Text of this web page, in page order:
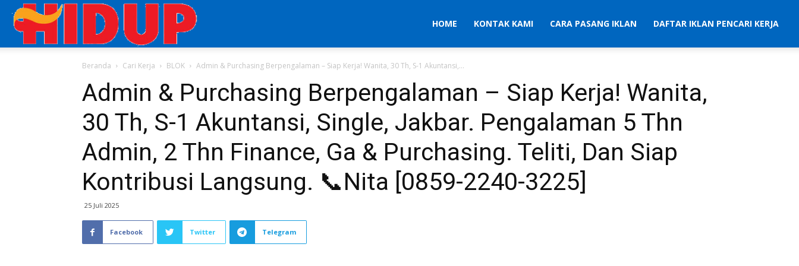
Cari
Kerja
HOME KONTAK KAMI CARA PASANG IKLAN DAFTAR IKLAN PENCARI KERJA
Beranda Cari Kerja BLOK Admin & Purchasing Berpengalaman – Siap Kerja! Wanita, 30 Th, S-1 Akuntansi,...
Admin & Purchasing Berpengalaman – Siap Kerja! Wanita,
30 Th, S-1 Akuntansi, Single, Jakbar. Pengalaman 5 Thn
Admin, 2 Thn Finance, Ga & Purchasing. Teliti, Dan Siap
Kontribusi Langsung. 📞Nita [0859-2240-3225]
25 Juli 2025
Facebook Twitter Telegram